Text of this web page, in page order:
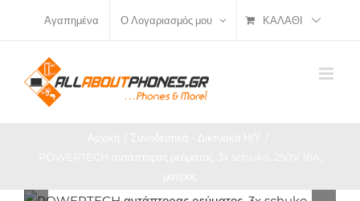
περιεχόμενο
Αγαπημένα Ο Λογαριασμός μου ΚΑΛΆΘΙ